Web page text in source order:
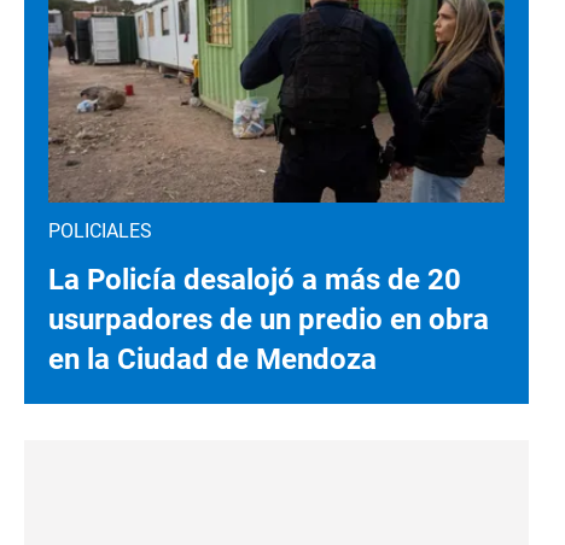
POLICIALES
La Policía desalojó a más de 20
usurpadores de un predio en obra
en la Ciudad de Mendoza